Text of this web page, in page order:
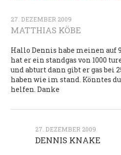
27. DEZEMBER 2009
MATTHIAS KÖBE
Hallo Dennis habe meinen auf
hat er ein standgas von 1000
und abturt dann gibt er gas bei
haben wie im stand. Könntes
helfen. Danke
27. DEZEMBER 2009
DENNIS KNAKE